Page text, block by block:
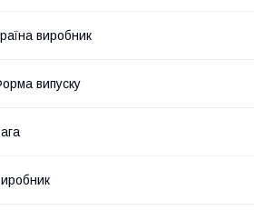
виробник
випуску